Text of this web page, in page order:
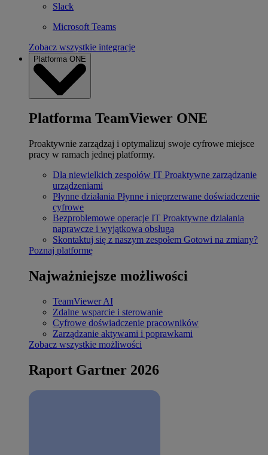
Slack
Microsoft Teams
Zobacz wszystkie integracje
Platforma ONE
Platforma TeamViewer ONE
Proaktywnie zarządzaj i optymalizuj swoje cyfrowe miejsce
pracy w ramach jednej platformy.
Dla niewielkich zespołów IT Proaktywne zarządzanie
urządzeniami
Płynne działania Płynne i nieprzerwane doświadczenie
cyfrowe
Bezproblemowe operacje IT Proaktywne działania
naprawcze i wyjątkowa obsługa
Skontaktuj się z naszym zespołem Gotowi na zmiany?
Poznaj platformę
Najważniejsze możliwości
TeamViewer AI
Zdalne wsparcie i sterowanie
Cyfrowe doświadczenie pracowników
Zarządzanie aktywami i poprawkami
Zobacz wszystkie możliwości
Raport Gartner 2026